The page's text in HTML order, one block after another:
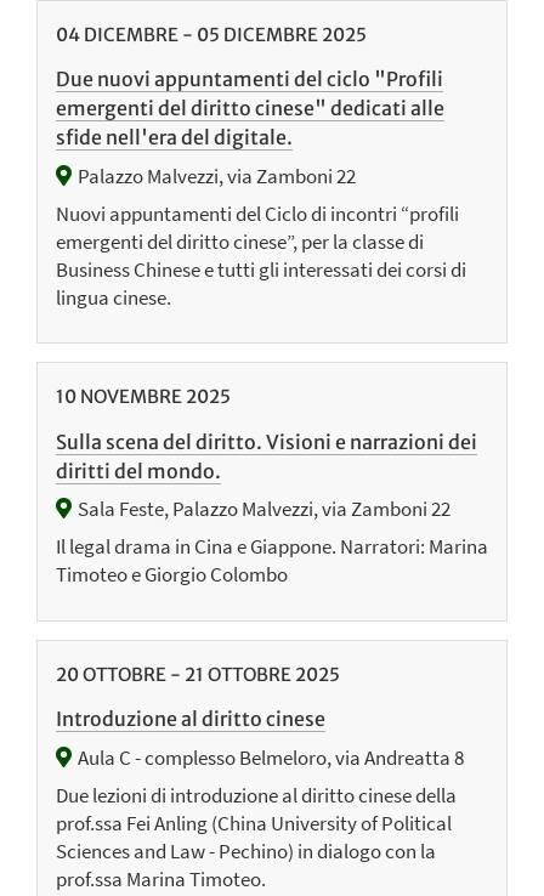
04 DICEMBRE - 05 DICEMBRE 2025
Due nuovi appuntamenti del ciclo "Profili
emergenti del diritto cinese" dedicati alle
sfide nell'era del digitale.
Palazzo Malvezzi, via Zamboni 22
Nuovi appuntamenti del Ciclo di incontri “profili
emergenti del diritto cinese”, per la classe di
Business Chinese e tutti gli interessati dei corsi di
lingua cinese.
10 NOVEMBRE 2025
Sulla scena del diritto. Visioni e narrazioni dei
diritti del mondo.
Sala Feste, Palazzo Malvezzi, via Zamboni 22
Il legal drama in Cina e Giappone. Narratori: Marina
Timoteo e Giorgio Colombo
20OTTOBRE - 21 OTTOBRE 2025
Introduzione al diritto cinese
Aula C - complesso Belmeloro, via Andreatta 8
Due lezioni di introduzione al diritto cinese della
prof.ssa Fei Anling (China University of Political
Sciences and Law - Pechino) in dialogo con la
prof.ssa Marina Timoteo.